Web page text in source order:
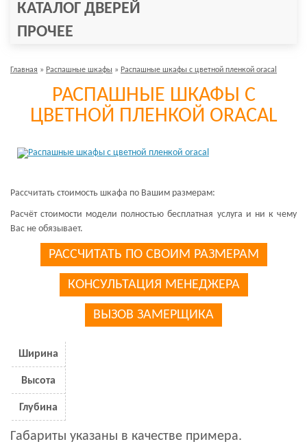
КАТАЛОГ ДВЕРЕЙ
ПРОЧЕЕ
Главная » Распашные шкафы » Распашные шкафы с цветной пленкой oracal
РАСПАШНЫЕ ШКАФЫ С
ЦВЕТНОЙ ПЛЕНКОЙ ORACAL
Рассчитать стоимость шкафа по Вашим размерам:
Расчёт стоимости модели полностью бесплатная услуга и ни к чему
Вас не обязывает.
РАССЧИТАТЬ ПО СВОИМ РАЗМЕРАМ
КОНСУЛЬТАЦИЯ МЕНЕДЖЕРА
ВЫЗОВ ЗАМЕРЩИКА
Ширина
Высота
Глубина
Габариты указаны в качестве примера.